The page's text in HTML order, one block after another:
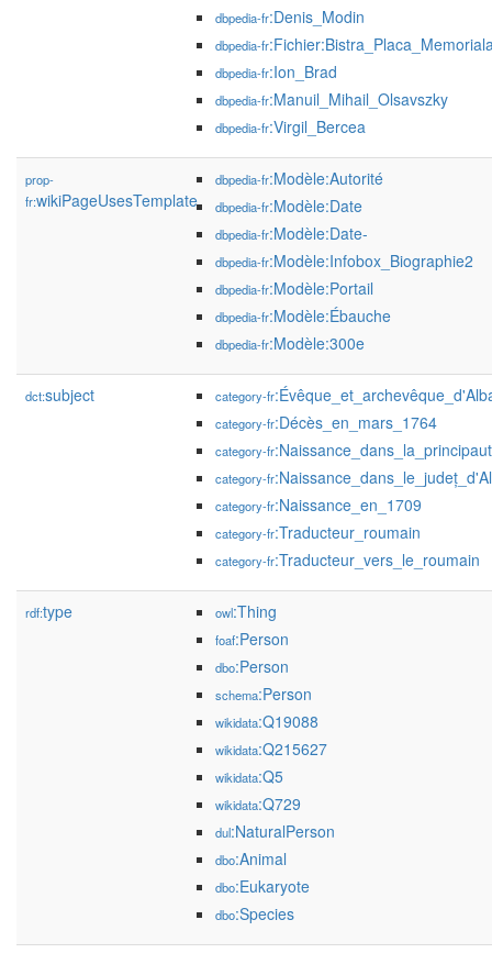
dbpedia-fr:Denis_Modin
dbpedia-fr
dbpedia-fr:Ion_Brad
dbpedia-fr:Manuil_Mihail_Olsavszky
dbpedia-fr:Virgil_Bercea
prop-
fr:wikiPageUsesTemplate
dbpedia-fr:Modèle:Autorité
dbpedia-fr:Modèle:Date
dbpedia-fr:Modèle:Date-
dbpedia-fr:Modèle:Infobox_Biographie2
dbpedia-fr:Modèle:Portail
dbpedia-fr:Modèle:Ébauche
dbpedia-fr:Modèle:300e
dct:subject category-fr
category-fr:Décès_en_mars_1764
category-fr
category-fr
category-fr:Naissance_en_1709
category-fr:Traducteur_roumain
category-fr:Traducteur_vers_le_roumain
rdf:type owl:Thing
foaf:Person
dbo:Person
schema:Person
wikidata:Q19088
wikidata:Q215627
wikidata:Q5
wikidata:Q729
dul:NaturalPerson
dbo:Animal
dbo:Eukaryote
dbo:Species